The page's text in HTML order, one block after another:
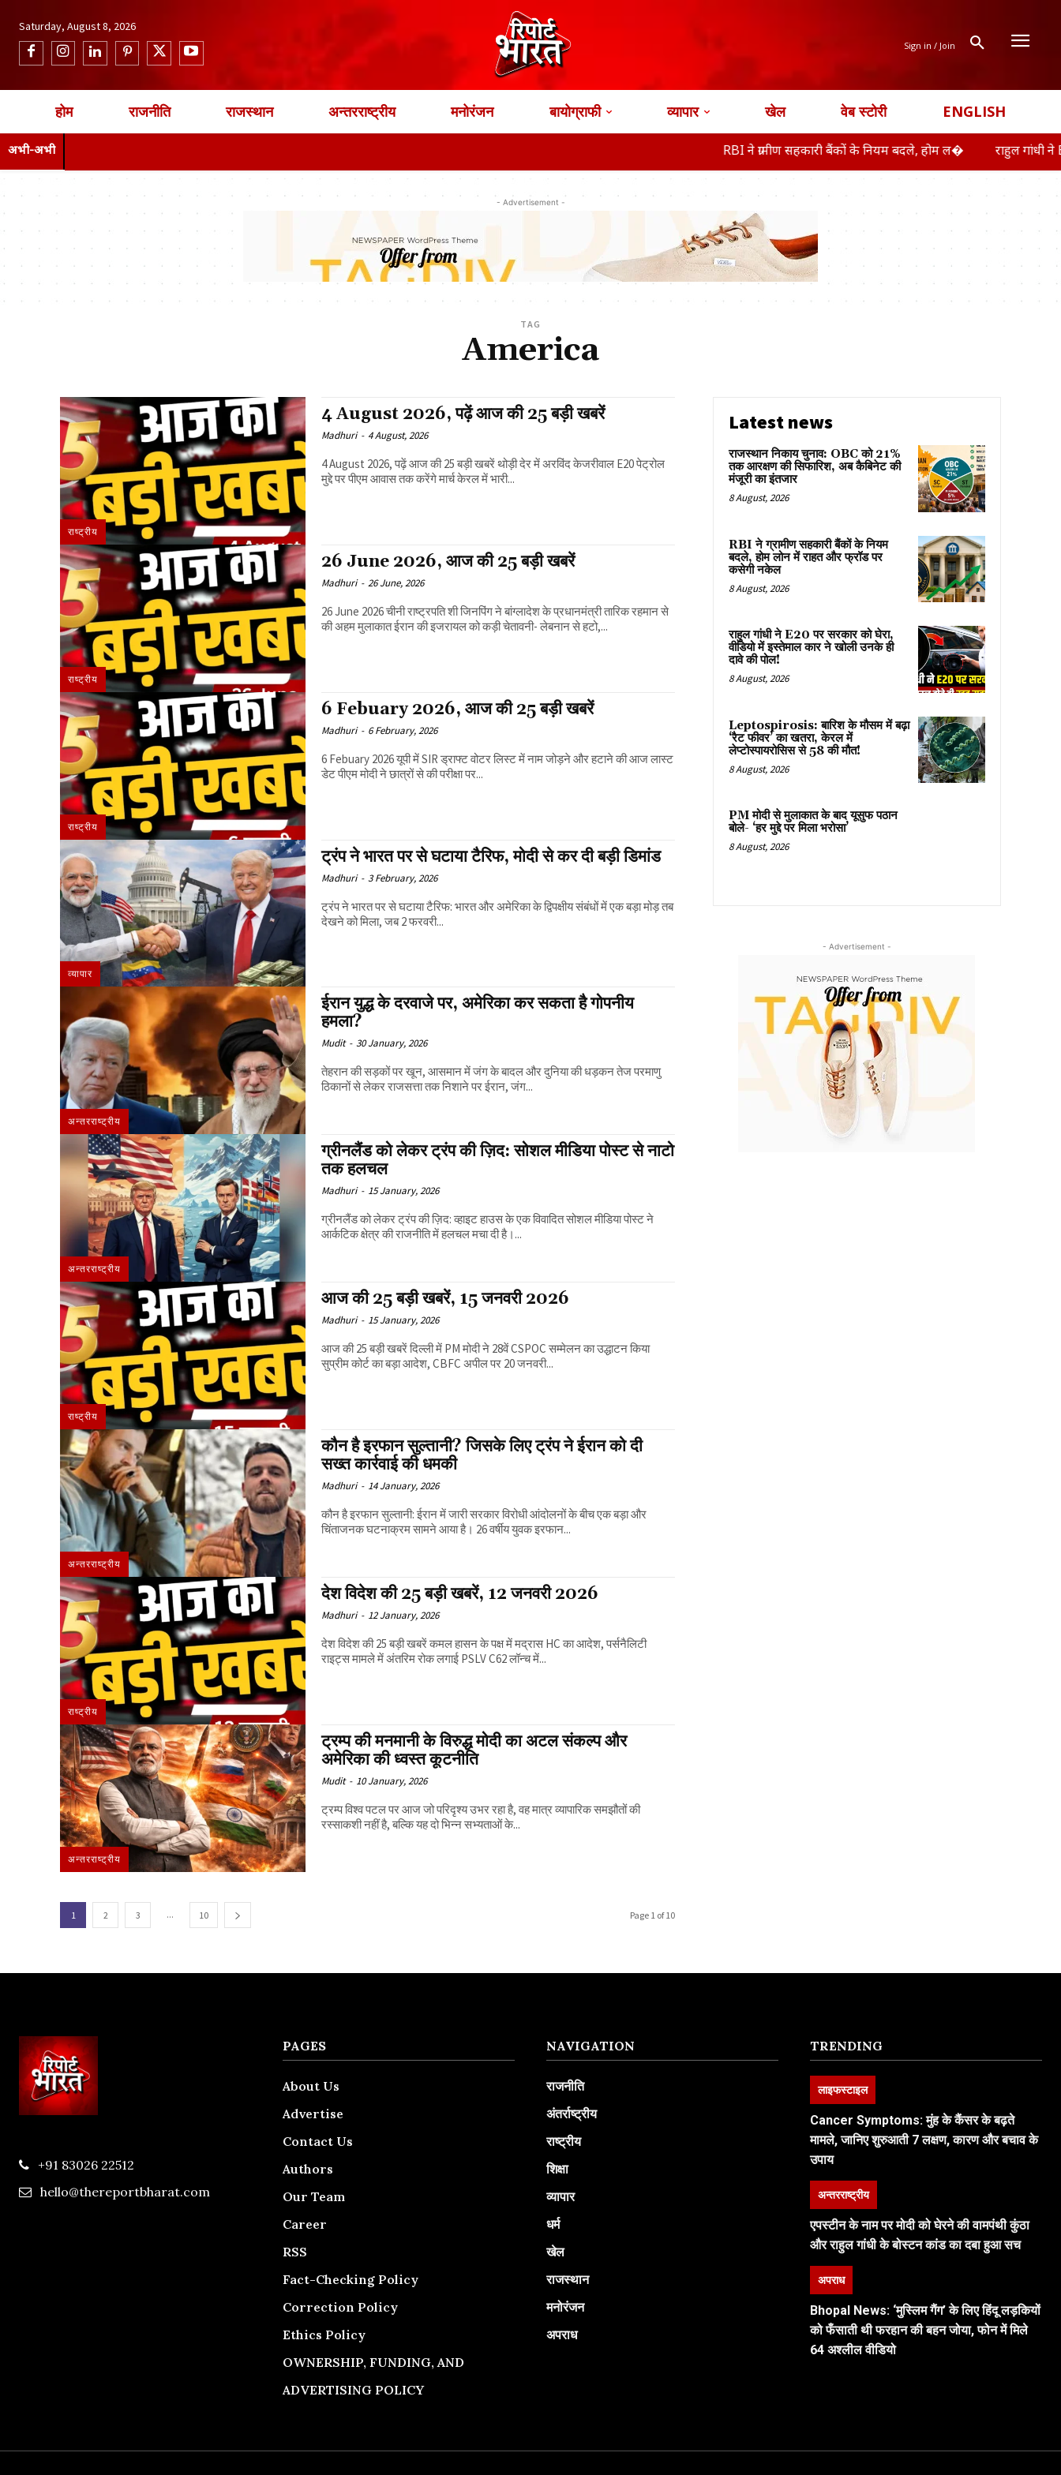
Saturday, August 8, 2026
Sign in / Join
होम राजनीति राजस्थान अन्तरराष्ट्रीय मनोरंजन बायोग्राफी व्यापार खेल वेब स्टोरी ENGLISH
अभी-अभी RBI ने ग्रामीण सहकारी बैंकों के नियम बदले, होम ल� राहुल गांधी ने E20 पर
- Advertisement -
TAG
America
राष्ट्रीय
4 August 2026, पढ़ें आज की 25 बड़ी खबरें
Madhuri - 4 August, 2026
4 August 2026, पढ़ें आज की 25 बड़ी खबरें थोड़ी देर में अरविंद केजरीवाल E20 पेट्रोल
मुद्दे पर पीएम आवास तक करेंगे मार्च केरल में भारी...
राष्ट्रीय
26 June 2026, आज की 25 बड़ी खबरें
Madhuri - 26 June, 2026
26 June 2026 चीनी राष्ट्रपति शी जिनपिंग ने बांग्लादेश के प्रधानमंत्री तारिक रहमान से
की अहम मुलाकात ईरान की इजरायल को कड़ी चेतावनी- लेबनान से हटो,...
राष्ट्रीय
6 Febuary 2026, आज की 25 बड़ी खबरें
Madhuri - 6 February, 2026
6 Febuary 2026 यूपी में SIR ड्राफ्ट वोटर लिस्ट में नाम जोड़ने और हटाने की आज लास्ट
डेट पीएम मोदी ने छात्रों से की परीक्षा पर...
व्यापार
ट्रंप ने भारत पर से घटाया टैरिफ, मोदी से कर दी बड़ी डिमांड
Madhuri - 3 February, 2026
ट्रंप ने भारत पर से घटाया टैरिफ: भारत और अमेरिका के द्विपक्षीय संबंधों में एक बड़ा मोड़ तब
देखने को मिला, जब 2 फरवरी...
अन्तरराष्ट्रीय
ईरान युद्ध के दरवाजे पर, अमेरिका कर सकता है गोपनीय
हमला?
Mudit - 30 January, 2026
तेहरान की सड़कों पर खून, आसमान में जंग के बादल और दुनिया की धड़कन तेज परमाणु
ठिकानों से लेकर राजसत्ता तक निशाने पर ईरान, जंग...
अन्तरराष्ट्रीय
ग्रीनलैंड को लेकर ट्रंप की ज़िद: सोशल मीडिया पोस्ट से नाटो
तक हलचल
Madhuri - 15 January, 2026
ग्रीनलैंड को लेकर ट्रंप की ज़िद: व्हाइट हाउस के एक विवादित सोशल मीडिया पोस्ट ने
आर्कटिक क्षेत्र की राजनीति में हलचल मचा दी है।...
राष्ट्रीय
आज की 25 बड़ी खबरें, 15 जनवरी 2026
Madhuri - 15 January, 2026
आज की 25 बड़ी खबरें दिल्ली में PM मोदी ने 28वें CSPOC सम्मेलन का उद्धाटन किया
सुप्रीम कोर्ट का बड़ा आदेश, CBFC अपील पर 20 जनवरी...
अन्तरराष्ट्रीय
कौन है इरफान सुल्तानी? जिसके लिए ट्रंप ने ईरान को दी
सख्त कार्रवाई की धमकी
Madhuri - 14 January, 2026
कौन है इरफान सुल्तानी: ईरान में जारी सरकार विरोधी आंदोलनों के बीच एक बड़ा और
चिंताजनक घटनाक्रम सामने आया है। 26 वर्षीय युवक इरफान...
राष्ट्रीय
देश विदेश की 25 बड़ी खबरें, 12 जनवरी 2026
Madhuri - 12 January, 2026
देश विदेश की 25 बड़ी खबरें कमल हासन के पक्ष में मद्रास HC का आदेश, पर्सनैलिटी
राइट्स मामले में अंतरिम रोक लगाई PSLV C62 लॉन्च में...
अन्तरराष्ट्रीय
ट्रम्प की मनमानी के विरुद्ध मोदी का अटल संकल्प और
अमेरिका की ध्वस्त कूटनीति
Mudit - 10 January, 2026
ट्रम्प विश्व पटल पर आज जो परिदृश्य उभर रहा है, वह मात्र व्यापारिक समझौतों की
रस्साकशी नहीं है, बल्कि यह दो भिन्न सभ्यताओं के...
1 2 3 ... 10 Page 1 of 10
Latest news
राजस्थान निकाय चुनाव: OBC को 21%
तक आरक्षण की सिफारिश, अब कैबिनेट की
मंजूरी का इंतजार
8 August, 2026
RBI ने ग्रामीण सहकारी बैंकों के नियम
बदले, होम लोन में राहत और फ्रॉड पर
कसेगी नकेल
8 August, 2026
राहुल गांधी ने E20 पर सरकार को घेरा,
वीडियो में इस्तेमाल कार ने खोली उनके ही
दावे की पोल!
8 August, 2026
Leptospirosis: बारिश के मौसम में बढ़ा
‘रैट फीवर’ का खतरा, केरल में
लेप्टोस्पायरोसिस से 58 की मौत!
8 August, 2026
PM मोदी से मुलाकात के बाद यूसुफ पठान
बोले- ‘हर मुद्दे पर मिला भरोसा’
8 August, 2026
- Advertisement -
+91 83026 22512
hello@thereportbharat.com
PAGES
About Us
Advertise
Contact Us
Authors
Our Team
Career
RSS
Fact-Checking Policy
Correction Policy
Ethics Policy
OWNERSHIP, FUNDING, AND
ADVERTISING POLICY
NAVIGATION
राजनीति
अंतर्राष्ट्रीय
राष्ट्रीय
शिक्षा
व्यापार
धर्म
खेल
राजस्थान
मनोरंजन
अपराध
TRENDING
लाइफस्टाइल
Cancer Symptoms: मुंह के कैंसर के बढ़ते
मामले, जानिए शुरुआती 7 लक्षण, कारण और बचाव के
उपाय
अन्तरराष्ट्रीय
एपस्टीन के नाम पर मोदी को घेरने की वामपंथी कुंठा
और राहुल गांधी के बोस्टन कांड का दबा हुआ सच
अपराध
Bhopal News: ‘मुस्लिम गैंग’ के लिए हिंदू लड़कियों
को फँसाती थी फरहान की बहन जोया, फोन में मिले
64 अश्लील वीडियो